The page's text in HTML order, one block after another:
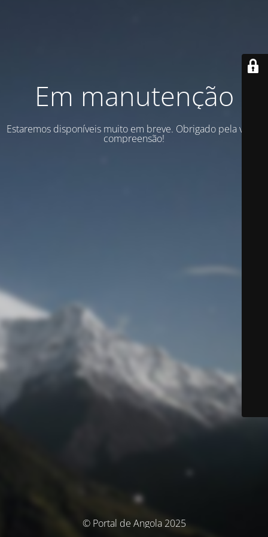
Em manutenção
Estaremos disponíveis muito em breve. Obrigado pela vossa
compreensão!
© Portal de Angola 2025